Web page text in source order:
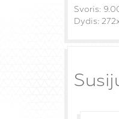
Svoris:
Dydis: